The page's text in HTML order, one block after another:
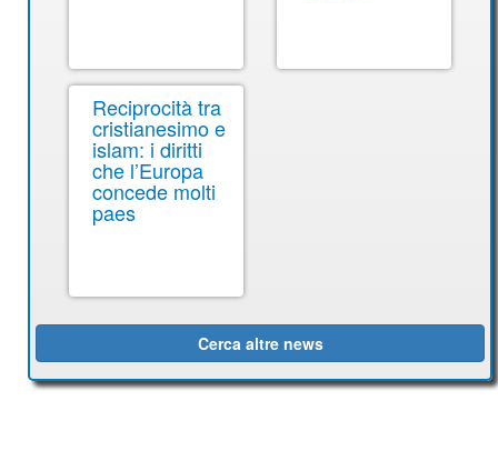
Reciprocità tra
cristianesimo e
islam: i diritti
che l’Europa
concede molti
paes
Cerca altre news